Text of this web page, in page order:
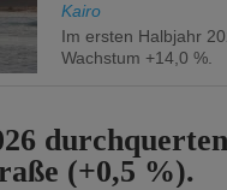
Kairo
Im ersten Halbjahr
Wachstum +14,0 %.
(+0,5 %).